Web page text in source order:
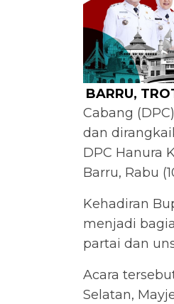
BARRU,
Cabang
dan
DPC Hanura
Barru, Rabu
Kehadiran
menjadi
partai dan
Acara
Selatan,